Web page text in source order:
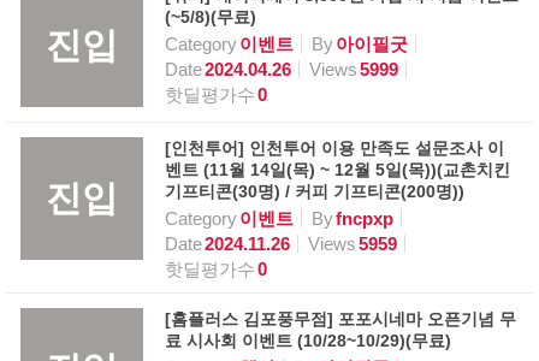
진입
(~5/8)(무료)
Category이벤트 By아이필굿
Date2024.04.26 Views5999
핫딜평가수0
진입
[인천투어] 인천투어 이용 만족도 설문조사 이
벤트 (11월 14일(목) ~ 12월 5일(목))(교촌치킨
기프티콘(30명) / 커피 기프티콘(200명))
Category이벤트 Byfncpxp
Date2024.11.26 Views5959
핫딜평가수0
[홈플러스 김포풍무점] 포포시네마 오픈기념 무
료 시사회 이벤트 (10/28~10/29)(무료)